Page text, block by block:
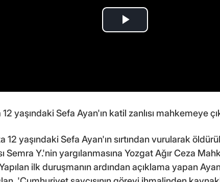
12 yaşındaki Sefa Ayan'ın katil zanlısı mahkemeye
12 yaşındaki Sefa Ayan'ın sırtından vurularak
Semra Y.'nin yargılanmasına Yozgat Ağır Ceza
ilk duruşmanın ardından açıklama yapan